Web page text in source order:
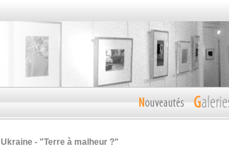
Ukraine - "Terre à malheur ?"